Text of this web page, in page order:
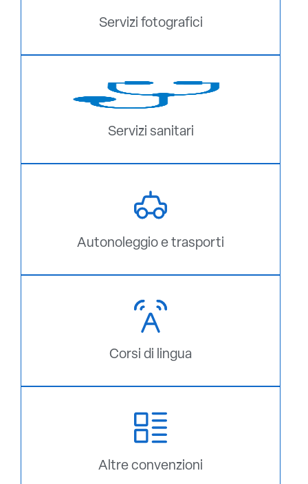
Servizi fotografici
Servizi sanitari
Autonoleggio e trasporti
Corsi di lingua
Altre convenzioni